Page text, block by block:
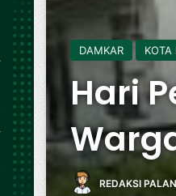
DAMKAR KOTA
Hari
REDAKSI